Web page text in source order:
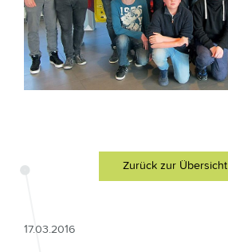
Zurück zur Übersicht
17.03.2016